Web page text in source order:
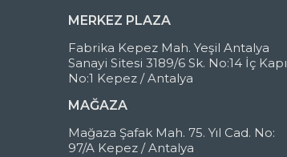
MERKEZ PLAZA
Fabrika Kepez Mah. Yeşil Antalya
Sanayi Sitesi 3189/6 Sk. No:14 İç Kapı
No:1 Kepez / Antalya
MAĞAZA
Mağaza Şafak Mah. 75. Yıl Cad. No:
97/A Kepez / Antalya